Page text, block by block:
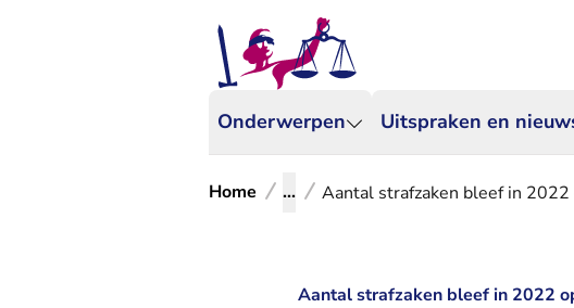
Onderwerpen Uitspraken en
Home ... Aantal strafzaken bleef in
Aantal strafzaken bleef in 2022